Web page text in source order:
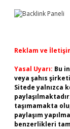
Reklam ve
Yasal Uyarı: Bu
veya şahıs
Sitede yalnızca
taşımamakta
paylaşım
benzerlikleri